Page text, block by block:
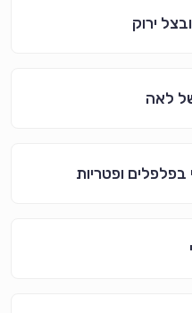
ירוק
לאה
בפלפלים ופטריות